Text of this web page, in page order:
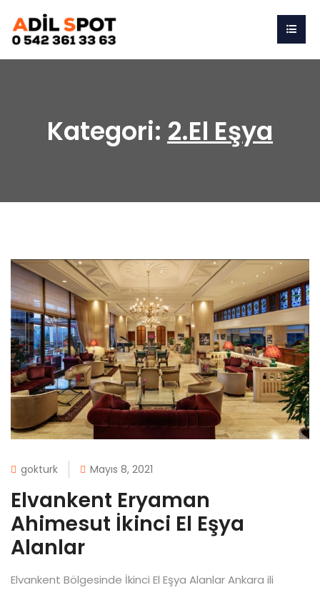
Kategori: 2.El Eşya
gokturk Mayıs 8, 2021
Elvankent Eryaman
Ahimesut İkinci El Eşya
Alanlar
Elvankent Bölgesinde İkinci El Eşya Alanlar Ankara ili